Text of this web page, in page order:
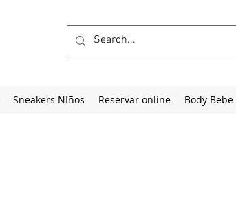
Sneakers NIños Reservar online Body Bebe